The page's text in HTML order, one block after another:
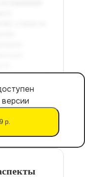
р.